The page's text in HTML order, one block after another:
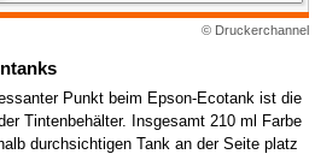
© Druckerchannel
Punkt beim Epson-Ecotank ist die
Tintenbehälter. Insgesamt 210 ml Farbe
durchsichtigen Tank an der Seite platz